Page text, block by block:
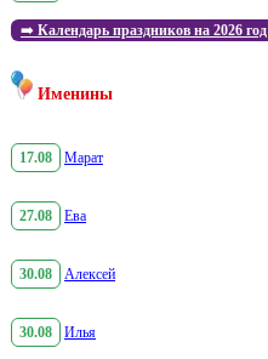
➡️ Календарь праздников на 2026 год
Именины
17.08 Марат
27.08 Ева
30.08 Алексей
30.08 Илья